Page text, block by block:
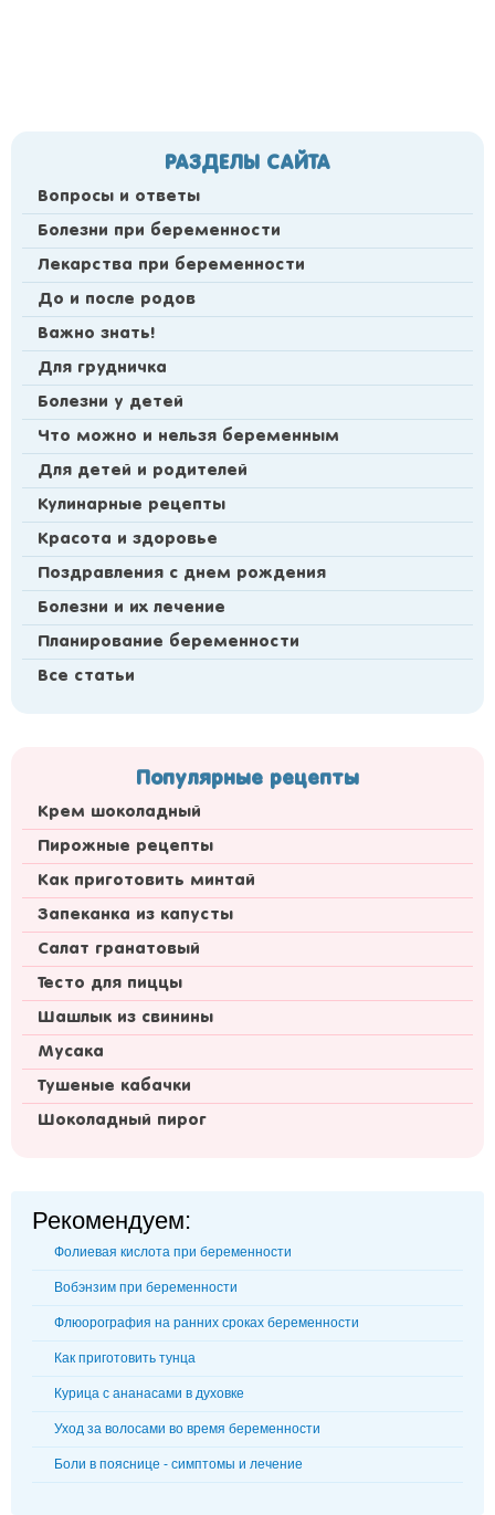
РАЗДЕЛЫ САЙТА
Вопросы и ответы
Болезни при беременности
Лекарства при беременности
До и после родов
Важно знать!
Для грудничка
Болезни у детей
Что можно и нельзя беременным
Для детей и родителей
Кулинарные рецепты
Красота и здоровье
Поздравления с днем рождения
Болезни и их лечение
Планирование беременности
Все статьи
Популярные рецепты
Крем шоколадный
Пирожные рецепты
Как приготовить минтай
Запеканка из капусты
Салат гранатовый
Тесто для пиццы
Шашлык из свинины
Мусака
Тушеные кабачки
Шоколадный пирог
Рекомендуем:
Фолиевая кислота при беременности
Вобэнзим при беременности
Флюорография на ранних сроках беременности
Как приготовить тунца
Курица с ананасами в духовке
Уход за волосами во время беременности
Боли в пояснице - симптомы и лечение